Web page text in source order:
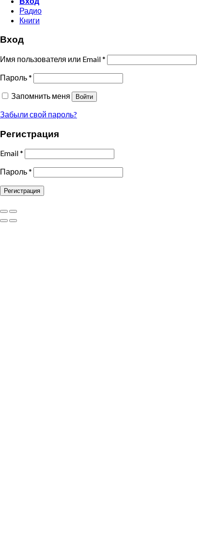
Радио
Книги
Вход
Имя пользователя или Email*
Пароль*
Запомнить меня
Войти
Забыли свой пароль?
Регистрация
Email*
Пароль*
Регистрация